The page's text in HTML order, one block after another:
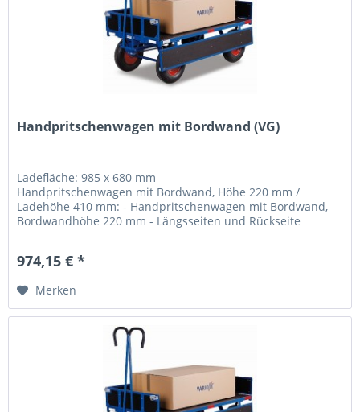
Handpritschenwagen mit Bordwand (VG)
Ladefläche: 985 x 680 mm
Handpritschenwagen mit Bordwand, Höhe 220 mm /
Ladehöhe 410 mm: - Handpritschenwagen mit Bordwand,
Bordwandhöhe 220 mm - Längsseiten und Rückseite
974,15 € *
Merken